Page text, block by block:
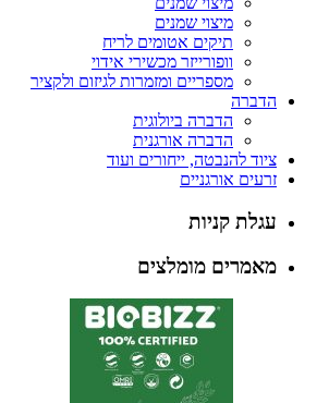
מיצוי שמנים
תיקים אטומים לריח
וופורייזר מכשירי אידוי
מספריים ומזמרות לגיזום ולקציר
הדברה
הדברה ביולוגית
הדברה אורגנית
ציוד להנבטה, ייחורים ועוד
זרעים אורגניים
עגלת קניות
מאמרים מומלצים